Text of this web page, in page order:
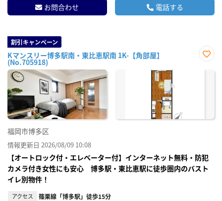
お問合わせ 電話する
割引キャンペーン
Kマンスリー博多駅南・東比恵駅南 1K-【角部屋】
(No.705918)
に入
福岡市博多区
情報更新日 2026/08/09 10:08
【オートロック付・エレベーター付】インターネット無料・防犯
カメラ付き女性にも安心 博多駅・東比恵駅に徒歩圏内のバスト
イレ別物件！
アクセス 篠栗線「博多駅」徒歩15分